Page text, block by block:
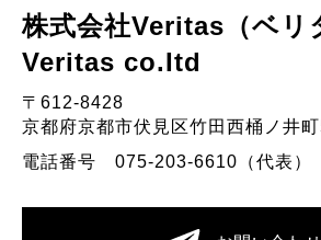
株式会社Veritas（ベリ
Veritas co.Itd
〒612-8428
京都府京都市伏見区竹田西桶ノ井
電話番号 075-203-6610（代表）